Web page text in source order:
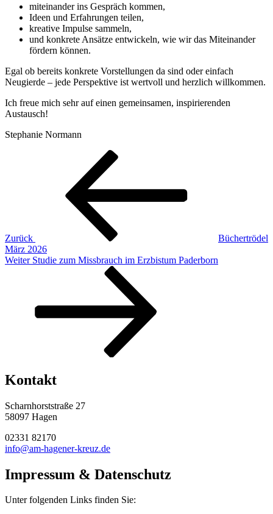
miteinander ins Gespräch kommen,
Ideen und Erfahrungen teilen,
kreative Impulse sammeln,
und konkrete Ansätze entwickeln, wie wir das Miteinander
fördern können.
Egal ob bereits konkrete Vorstellungen da sind oder einfach
Neugierde – jede Perspektive ist wertvoll und herzlich willkommen.
Ich freue mich sehr auf einen gemeinsamen, inspirierenden
Austausch!
Stephanie Normann
Beitragsnavigation
Zurück
Büchertrödel
März 2026
Nächster
Weiter Studie zum Missbrauch im Erzbistum Paderborn
Kontakt
Scharnhorststraße 27
58097 Hagen
02331 82170
info@am-hagener-kreuz.de
Impressum & Datenschutz
Unter folgenden Links finden Sie: